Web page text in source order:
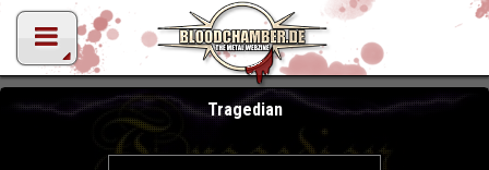
Tragedian